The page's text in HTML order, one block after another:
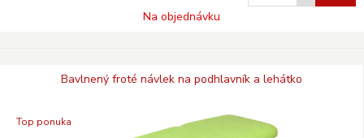
Na objednávku
Bavlnený froté návlek na podhlavník a lehátko
Top ponuka